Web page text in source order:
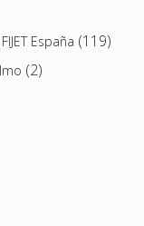
España (119)
(2)